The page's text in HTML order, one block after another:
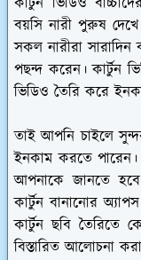
বয়সি নারী পুরুষ
সকল নারীরা সারাদিন
পছন্দ করেন। কার্টুন
ভিডিও তৈরি করে
তাই আপনি চাইলে
ইনকাম করতে পারেন।
আপনাকে জানতে হবে
কার্টুন বানানোর
কার্টুন ছবি তৈরিতে
বিস্তারিত আলোচনা